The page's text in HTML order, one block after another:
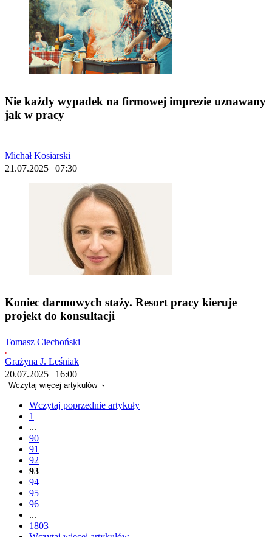
Nie każdy wypadek na firmowej imprezie uznawany
jak w pracy
Michał Kosiarski
21.07.2025 | 07:30
Koniec darmowych staży. Resort pracy kieruje
projekt do konsultacji
Tomasz Ciechoński
Grażyna J. Leśniak
20.07.2025 | 16:00
Wczytaj więcej artykułów
Wczytaj poprzednie artykuły
1
...
90
91
92
93
94
95
96
...
1803